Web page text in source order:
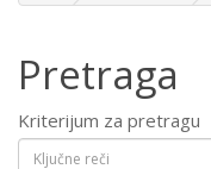
Pretraga
Kriterijum za pretragu